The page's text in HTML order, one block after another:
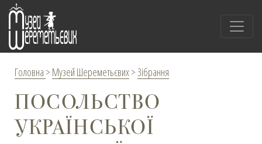
Головна > Музей Шереметьєвих>Зібрання
ПОСОЛЬСТВО
УКРАЇНСЬКОЇ